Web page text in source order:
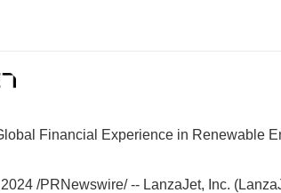
Financial Experience in Renewable
/PRNewswire/ -- LanzaJet, Inc.